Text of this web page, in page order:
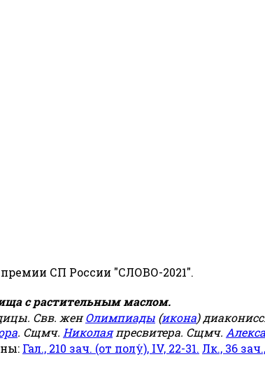
СП России "СЛОВО-2021".
с растительным маслом.
Свв. женОлимпиады (икона)
. Сщмч. Николаяпресвитера. Сщмч.
Гал., 210 зач. (от полу́), IV, 22-31. Лк., 36